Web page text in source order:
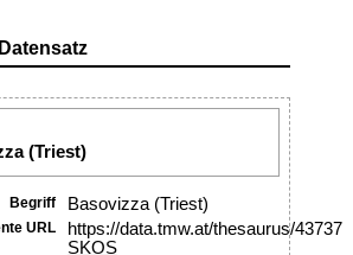
(Triest)
Begriff Basovizza (Triest)
URL
https://data.tmw.at/thesaurus/43737
SKOS